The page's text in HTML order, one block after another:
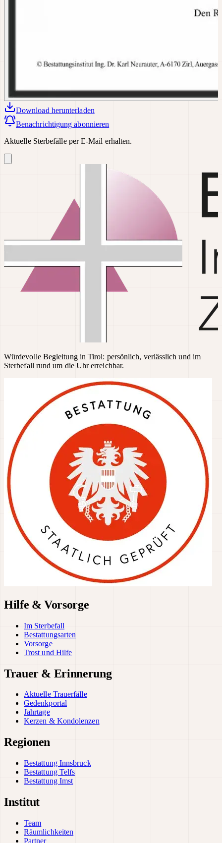
Download herunterladen
Benachrichtigung abonnieren
Aktuelle Sterbefälle per E-Mail erhalten.
Würdevolle Begleitung in Tirol: persönlich, verlässlich und im
Sterbefall rund um die Uhr erreichbar.
Hilfe & Vorsorge
Im Sterbefall
Bestattungsarten
Vorsorge
Trost und Hilfe
Trauer & Erinnerung
Aktuelle Trauerfälle
Gedenkportal
Jahrtage
Kerzen & Kondolenzen
Regionen
Bestattung Innsbruck
Bestattung Telfs
Bestattung Imst
Institut
Team
Räumlichkeiten
Partner